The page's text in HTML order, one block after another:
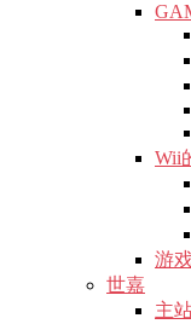
Wii
游
世嘉
主